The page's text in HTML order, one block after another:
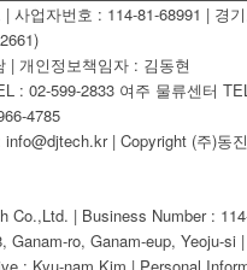
| 사업자번호 : 114-81-68991 | 경
| 개인정보책임자 : 김동현
: 02-599-2833 여주 물류센터
4785
info@djtech.kr | Copyright (주)동
Co.,Ltd. | Business Number :
Ganam-ro, Ganam-eup, Yeoju-si
: Kyu-nam Kim | Personal